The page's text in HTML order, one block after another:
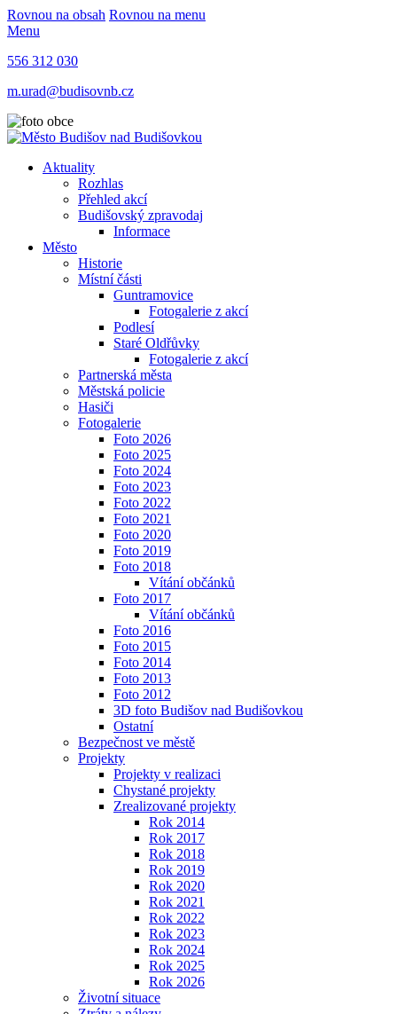
Rovnou na obsah Rovnou na menu
Menu
556 312 030
m.urad@budisovnb.cz
Aktuality
Rozhlas
Přehled akcí
Budišovský zpravodaj
Informace
Město
Historie
Místní části
Guntramovice
Fotogalerie z akcí
Podlesí
Staré Oldřůvky
Fotogalerie z akcí
Partnerská města
Městská policie
Hasiči
Fotogalerie
Foto 2026
Foto 2025
Foto 2024
Foto 2023
Foto 2022
Foto 2021
Foto 2020
Foto 2019
Foto 2018
Vítání občánků
Foto 2017
Vítání občánků
Foto 2016
Foto 2015
Foto 2014
Foto 2013
Foto 2012
3D foto Budišov nad Budišovkou
Ostatní
Bezpečnost ve městě
Projekty
Projekty v realizaci
Chystané projekty
Zrealizované projekty
Rok 2014
Rok 2017
Rok 2018
Rok 2019
Rok 2020
Rok 2021
Rok 2022
Rok 2023
Rok 2024
Rok 2025
Rok 2026
Životní situace